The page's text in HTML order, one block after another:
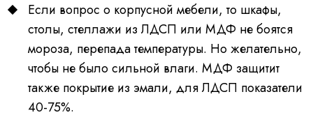
Если вопрос о корпусной мебели, то шкафы,
столы, стеллажи из ЛДСП или МДФ не боятся
мороза, перепада температуры. Но желательно,
чтобы не было сильной влаги. МДФ защитит
также покрытие из эмали, для ЛДСП показатели
40-75%.